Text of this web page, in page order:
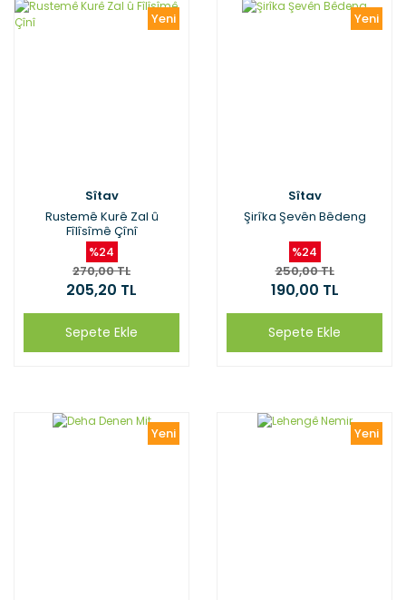
Yeni
Sîtav
Rustemê Kurê Zal û
Fîlîsîmê Çînî
%24
270,00 TL
205,20 TL
Sepete Ekle
Yeni
Sîtav
Şirîka Şevên Bêdeng
%24
250,00 TL
190,00 TL
Sepete Ekle
Yeni Yeni